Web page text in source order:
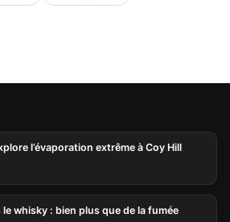
l’évaporation extrême à Coy Hill
whisky : bien plus que de la fumée